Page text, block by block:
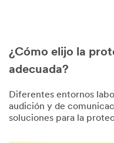
¿Cómo elijo la
adecuada?
Diferentes entornos
audición y de
soluciones para la